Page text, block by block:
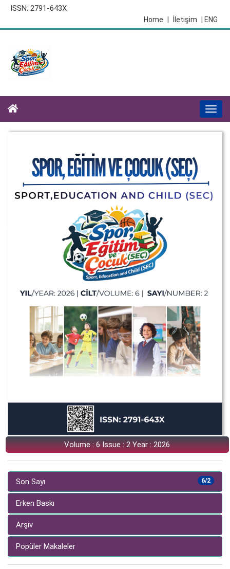
ISSN: 2791-643X
| ENG
İletişim
Home
Volume : 6 Issue : 2 Year : 2026
6/2
Son Sayı
Erken Baskı
Arşiv
Popüler Makaleler